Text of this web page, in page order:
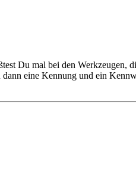
Du mal bei den
eine Kennung und ein